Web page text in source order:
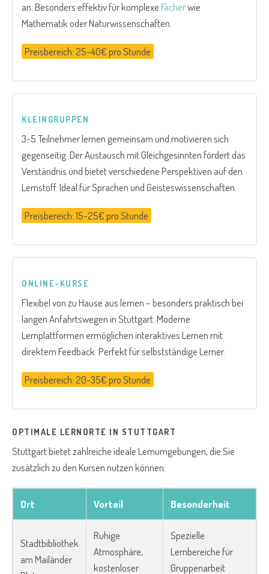
an. Besonders effektiv für komplexeFächerwie
Mathematik oder Naturwissenschaften.
Preisbereich: 25-40€ pro Stunde
KLEINGRUPPEN
3-5 Teilnehmer lernen gemeinsam und motivieren sich
gegenseitig. Der Austausch mit Gleichgesinnten fördert das
Verständnis und bietet verschiedene Perspektiven auf den
Lernstoff. Ideal für Sprachen und Geisteswissenschaften.
Preisbereich: 15-25€ pro Stunde
ONLINE-KURSE
Flexibel von zu Hause aus lernen – besonders praktisch bei
langen Anfahrtswegen in Stuttgart. Moderne
Lernplattformen ermöglichen interaktives Lernen mit
direktem Feedback. Perfekt für selbstständige Lerner.
Preisbereich: 20-35€ pro Stunde
OPTIMALE LERNORTE IN STUTTGART
Stuttgart bietet zahlreiche ideale Lernumgebungen, die Sie
zusätzlich zu den Kursen nutzen können:
Ort Vorteil Besonderheit
Stadtbibliothek
am Mailänder
Ruhige
Atmosphäre,
kostenloser
Spezielle
Lernbereiche für
Gruppenarbeit